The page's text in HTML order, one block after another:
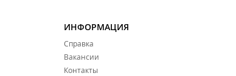
ИНФОРМАЦИЯ
Справка
Вакансии
Контакты